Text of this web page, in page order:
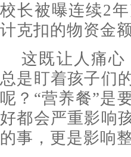
校长被曝连续2
计克扣的物资金
这既让人痛
总是盯着孩子们
呢？“营养餐”是
好都会严重影响
的事，更是影响